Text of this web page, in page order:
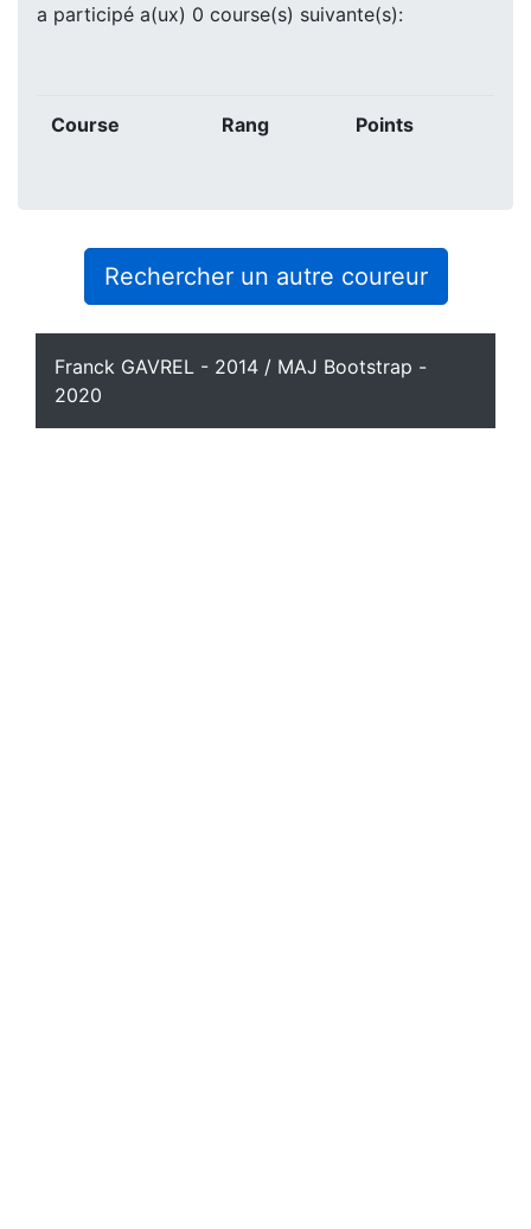
a participé a(ux) 0 course(s) suivante(s):
Course Rang Points
Rechercher un autre coureur
Franck GAVREL - 2014 / MAJ Bootstrap -
2020